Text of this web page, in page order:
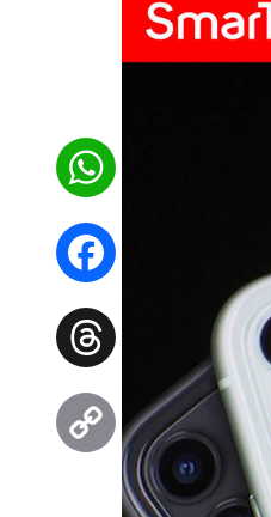
WhatsApp
Facebook
Threads
Copy